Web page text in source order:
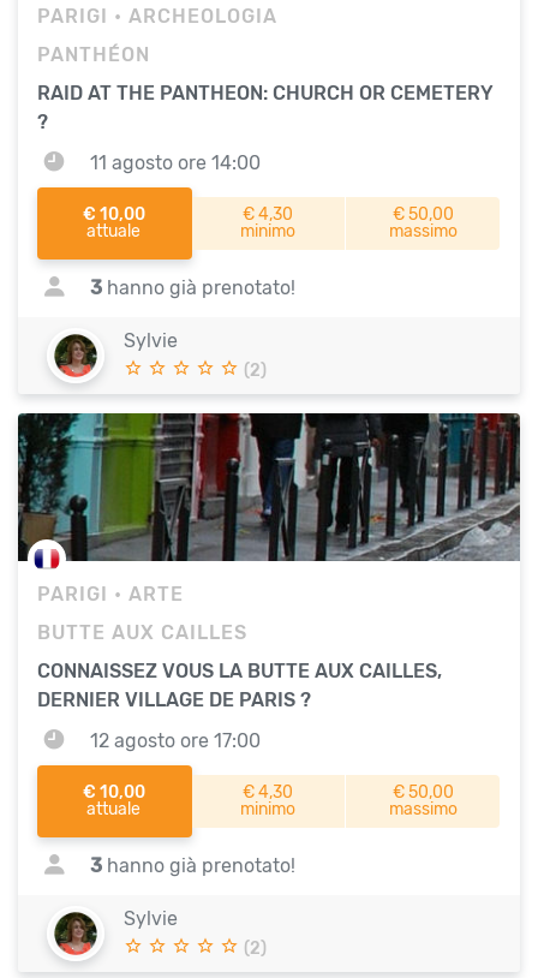
PARIGI • ARCHEOLOGIA
PANTHÉON
RAID AT THE PANTHEON: CHURCH OR CEMETERY
?
11 agosto ore 14:00
€ 10,00
attuale
€ 4,30
minimo
€ 50,00
massimo
3 hanno già prenotato!
Sylvie
(2)
PARIGI • ARTE
BUTTE AUX CAILLES
CONNAISSEZ VOUS LA BUTTE AUX CAILLES,
DERNIER VILLAGE DE PARIS ?
12 agosto ore 17:00
€ 10,00
attuale
€ 4,30
minimo
€ 50,00
massimo
3 hanno già prenotato!
Sylvie
(2)